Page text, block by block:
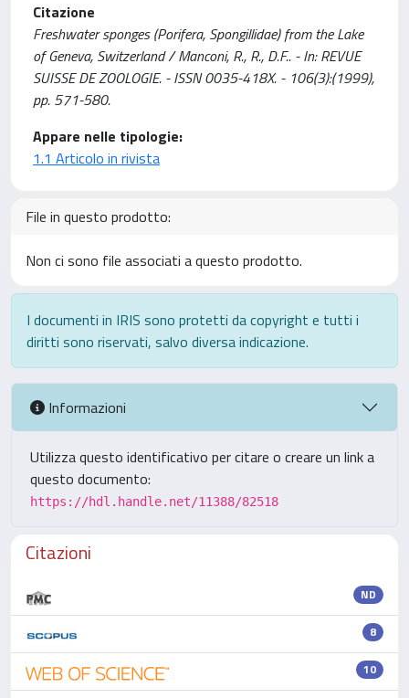
Citazione
Freshwater sponges (Porifera, Spongillidae) from the Lake
of Geneva, Switzerland / Manconi, R., R., D.F.. - In: REVUE
SUISSE DE ZOOLOGIE. - ISSN 0035-418X. - 106(3):(1999),
pp. 571-580.
Appare nelle tipologie:
1.1 Articolo in rivista
File in questo prodotto:
Non ci sono file associati a questo prodotto.
I documenti in IRIS sono protetti da copyright e tutti i
diritti sono riservati, salvo diversa indicazione.
Informazioni
Utilizza questo identificativo per citare o creare un link a
questo documento:
https://hdl.handle.net/11388/82518
Citazioni
ND
8
10